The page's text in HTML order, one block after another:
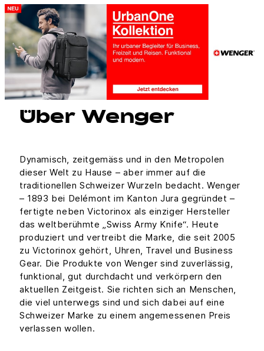
Über Wenger
Dynamisch, zeitgemäss und in den Metropolen
dieser Welt zu Hause – aber immer auf die
traditionellen Schweizer Wurzeln bedacht. Wenger
– 1893 bei Delémont im Kanton Jura gegründet –
fertigte neben Victorinox als einziger Hersteller
das weltberühmte „Swiss Army Knife“. Heute
produziert und vertreibt die Marke, die seit 2005
zu Victorinox gehört, Uhren, Travel und Business
Gear. Die Produkte von Wenger sind zuverlässig,
funktional, gut durchdacht und verkörpern den
aktuellen Zeitgeist. Sie richten sich an Menschen,
die viel unterwegs sind und sich dabei auf eine
Schweizer Marke zu einem angemessenen Preis
verlassen wollen.